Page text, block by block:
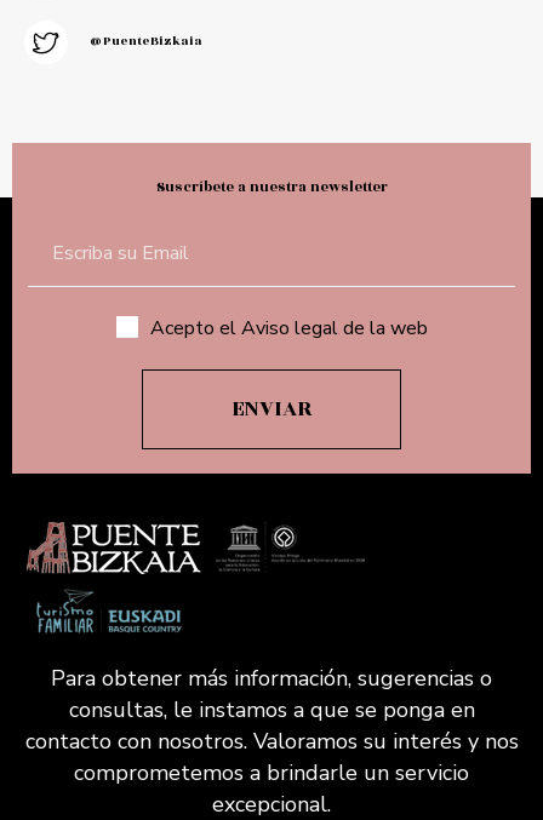
@PuenteBizkaia
Suscríbete a nuestra newsletter
Acepto el Aviso legal de la web
Para obtener más información, sugerencias o
consultas, le instamos a que se ponga en
contacto con nosotros. Valoramos su interés y nos
comprometemos a brindarle un servicio
excepcional.